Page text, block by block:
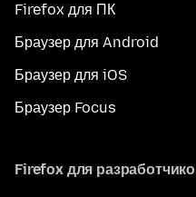
Firefox для ПК
Браузер для Android
Браузер для iOS
Браузер Focus
Firefox для